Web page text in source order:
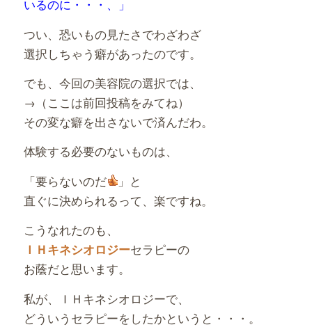
いるのに・・・、」
つい、恐いもの見たさでわざわざ
選択しちゃう癖があったのです。
でも、今回の美容院の選択では、
→（ここは前回投稿をみてね）
その変な癖を出さないで済んだわ。
体験する必要のないものは、
「要らないのだ
」と
直ぐに決められるって、楽ですね。
こうなれたのも、
ＩＨキネシオロジーセラピーの
お蔭だと思います。
私が、ＩＨキネシオロジーで、
どういうセラピーをしたかというと・・・。